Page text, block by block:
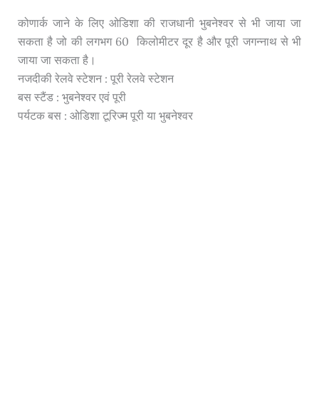
कोणार्क जाने के लिए ओडिशा की राजधानी भुबनेश्वर से भी जाया जा
सकता है जो की लगभग 60 किलोमीटर दूर है और पूरी जगन्नाथ से भी
जाया जा सकता है।
नजदीकी रेलवे स्टेशन : पूरी रेलवे स्टेशन
बस स्टैंड : भुबनेश्वर एवं पूरी
पर्यटक बस : ओडिशा टूरिज्म पूरी या भुबनेश्वर